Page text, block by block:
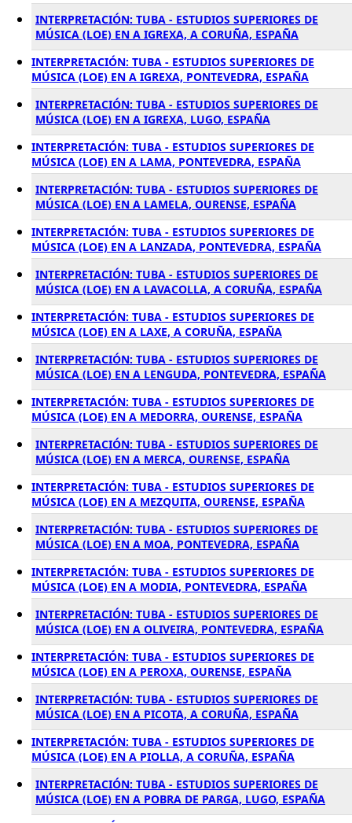
INTERPRETACIÓN: TUBA - ESTUDIOS SUPERIORES DE
MÚSICA (LOE) EN A IGREXA, A CORUÑA, ESPAÑA
INTERPRETACIÓN: TUBA - ESTUDIOS SUPERIORES DE
MÚSICA (LOE) EN A IGREXA, PONTEVEDRA, ESPAÑA
INTERPRETACIÓN: TUBA - ESTUDIOS SUPERIORES DE
MÚSICA (LOE) EN A IGREXA, LUGO, ESPAÑA
INTERPRETACIÓN: TUBA - ESTUDIOS SUPERIORES DE
MÚSICA (LOE) EN A LAMA, PONTEVEDRA, ESPAÑA
INTERPRETACIÓN: TUBA - ESTUDIOS SUPERIORES DE
MÚSICA (LOE) EN A LAMELA, OURENSE, ESPAÑA
INTERPRETACIÓN: TUBA - ESTUDIOS SUPERIORES DE
MÚSICA (LOE) EN A LANZADA, PONTEVEDRA, ESPAÑA
INTERPRETACIÓN: TUBA - ESTUDIOS SUPERIORES DE
MÚSICA (LOE) EN A LAVACOLLA, A CORUÑA, ESPAÑA
INTERPRETACIÓN: TUBA - ESTUDIOS SUPERIORES DE
MÚSICA (LOE) EN A LAXE, A CORUÑA, ESPAÑA
INTERPRETACIÓN: TUBA - ESTUDIOS SUPERIORES DE
MÚSICA (LOE) EN A LENGUDA, PONTEVEDRA, ESPAÑA
INTERPRETACIÓN: TUBA - ESTUDIOS SUPERIORES DE
MÚSICA (LOE) EN A MEDORRA, OURENSE, ESPAÑA
INTERPRETACIÓN: TUBA - ESTUDIOS SUPERIORES DE
MÚSICA (LOE) EN A MERCA, OURENSE, ESPAÑA
INTERPRETACIÓN: TUBA - ESTUDIOS SUPERIORES DE
MÚSICA (LOE) EN A MEZQUITA, OURENSE, ESPAÑA
INTERPRETACIÓN: TUBA - ESTUDIOS SUPERIORES DE
MÚSICA (LOE) EN A MOA, PONTEVEDRA, ESPAÑA
INTERPRETACIÓN: TUBA - ESTUDIOS SUPERIORES DE
MÚSICA (LOE) EN A MODIA, PONTEVEDRA, ESPAÑA
INTERPRETACIÓN: TUBA - ESTUDIOS SUPERIORES DE
MÚSICA (LOE) EN A OLIVEIRA, PONTEVEDRA, ESPAÑA
INTERPRETACIÓN: TUBA - ESTUDIOS SUPERIORES DE
MÚSICA (LOE) EN A PEROXA, OURENSE, ESPAÑA
INTERPRETACIÓN: TUBA - ESTUDIOS SUPERIORES DE
MÚSICA (LOE) EN A PICOTA, A CORUÑA, ESPAÑA
INTERPRETACIÓN: TUBA - ESTUDIOS SUPERIORES DE
MÚSICA (LOE) EN A PIOLLA, A CORUÑA, ESPAÑA
INTERPRETACIÓN: TUBA - ESTUDIOS SUPERIORES DE
MÚSICA (LOE) EN A POBRA DE PARGA, LUGO, ESPAÑA